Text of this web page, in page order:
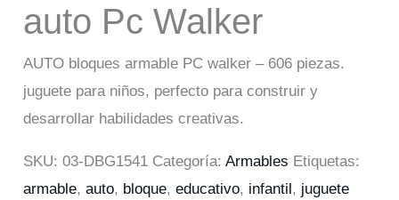
auto Pc Walker
AUTO bloques armable PC walker – 606 piezas.
juguete para niños, perfecto para construir y
desarrollar habilidades creativas.
SKU:03-DBG1541 Categoría:Armables Etiquetas:
armable,auto, bloque,educativo, infantil, juguete